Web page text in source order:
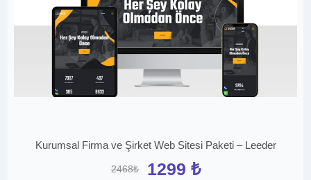
Kurumsal Firma ve Şirket Web Sitesi Paketi – Leeder
2468₺ 1299 ₺